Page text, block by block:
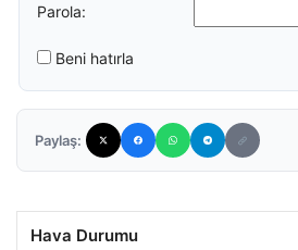
Parola:
Beni hatırla
Paylaş:
Hava Durumu